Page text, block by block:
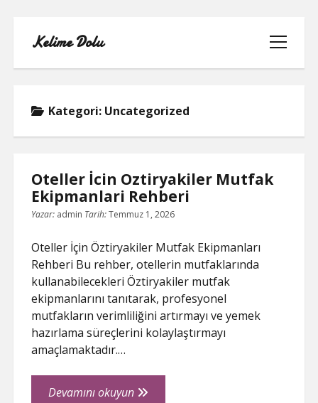
Kelime Dolu
menüyü
aç
HIKAYEME BAKMASI
LISTE
TWITTER FAVORI KASMA PARASIZ
TWITTER TAKIPÇI HILESI ŞIFRESIZ
Kategori: Uncategorized
Oteller İcin Oztiryakiler Mutfak
Ekipmanlari Rehberi
Yazar: admin Tarih:Temmuz 1, 2026
Oteller İçin Öztiryakiler Mutfak Ekipmanları
Rehberi Bu rehber, otellerin mutfaklarında
kullanabilecekleri Öztiryakiler mutfak
ekipmanlarını tanıtarak, profesyonel
mutfakların verimliliğini artırmayı ve yemek
hazırlama süreçlerini kolaylaştırmayı
amaçlamaktadır.…
Devamını okuyunOteller